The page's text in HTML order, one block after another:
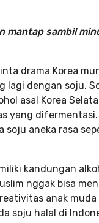
mantap sambil
drama Korea
lagi dengan soju.
asal Korea
yang difermentasi.
soju aneka rasa
kandungan
nggak bisa
anak muda
soju halal di